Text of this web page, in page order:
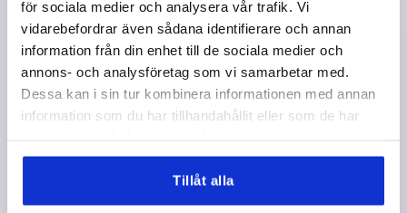
för sociala medier och analysera vår trafik. Vi
vidarebefordrar även sådana identifierare och annan
information från din enhet till de sociala medier och
annons- och analysföretag som vi samarbetar med.
Dessa kan i sin tur kombinera informationen med annan
information som du har tillhandahållit eller som de har
Tillåt alla
334,12 kr
exkl. moms
exkl. leveranskostnader
DETALJER
K1964 B